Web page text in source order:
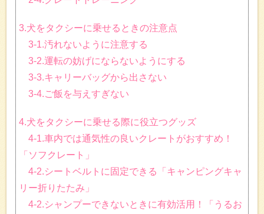
3.犬をタクシーに乗せるときの注意点
3-1.汚れないように注意する
3-2.運転の妨げにならないようにする
3-3.キャリーバッグから出さない
3-4.ご飯を与えすぎない
4.犬をタクシーに乗せる際に役立つグッズ
4-1.車内では通気性の良いクレートがおすすめ！
「ソフクレート」
4-2.シートベルトに固定できる「キャンピングキャ
リー折りたたみ」
4-2.シャンプーできないときに有効活用！「うるお